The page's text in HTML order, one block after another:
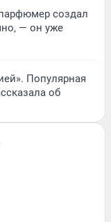
создал
— он уже
Популярная
об